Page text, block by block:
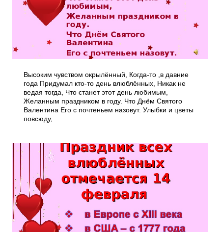
Высоким чувством окрылённый, Когда-то ,в давние
года Придумал кто-то день влюблённых, Никак не
ведая тогда, Что станет этот день любимым,
Желанным праздником в году. Что Днём Святого
Валентина Его с почтеньем назовут. Улыбки и цветы
повсюду,